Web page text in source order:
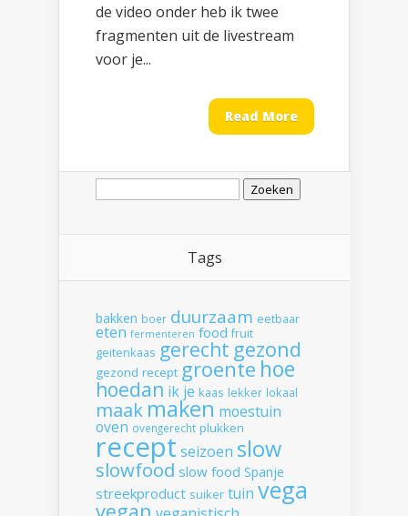
de video onder heb ik twee
fragmenten uit de livestream
voor je...
Read More
Zoeken
Tags
bakken boer duurzaam eetbaar
eten fermenteren food fruit
geitenkaas gerecht gezond
gezond recept groente hoe
hoedan ik je kaas lekker lokaal
maak maken moestuin
oven ovengerecht plukken
recept seizoen slow
slowfood slow food Spanje
streekproduct suiker tuin vega
vegan